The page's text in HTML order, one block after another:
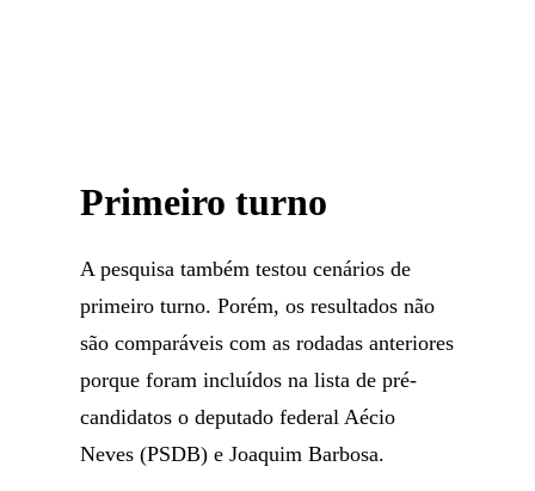
Primeiro turno
A pesquisa também testou cenários de
primeiro turno. Porém, os resultados não
são comparáveis com as rodadas anteriores
porque foram incluídos na lista de pré-
candidatos o deputado federal Aécio
Neves (PSDB) e Joaquim Barbosa.